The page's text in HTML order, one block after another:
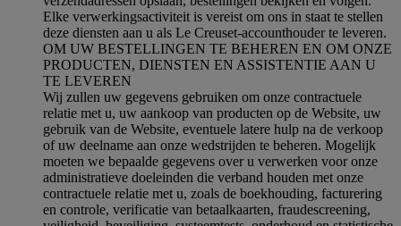
Elke verwerkingsactiviteit is vereist om ons in staat te stellen
deze diensten aan u als Le Creuset-accounthouder te leveren.
OM UW BESTELLINGEN TE BEHEREN EN OM ONZE
PRODUCTEN, DIENSTEN EN ASSISTENTIE AAN U
TE LEVEREN
Wij zullen uw gegevens gebruiken om onze contractuele
relatie met u, uw aankoop van producten op de Website, uw
gebruik van de Website, eventuele latere hulp na de verkoop
of uw deelname aan onze wedstrijden te beheren. Mogelijk
moeten we bepaalde gegevens over u verwerken voor onze
administratieve doeleinden die verband houden met onze
contractuele relatie met u, zoals de boekhouding, facturering
en controle, verificatie van betaalkaarten, fraudescreening,